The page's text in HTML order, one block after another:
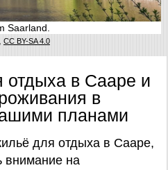
Saarland.
CC BY-SA 4.0
отдыха в Сааре и
в
планами
для отдыха в Сааре,
внимание на